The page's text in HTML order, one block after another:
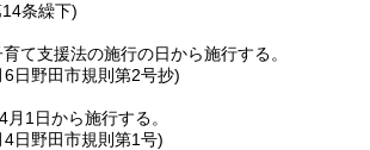
条繰下)
て支援法の施行の日から施行する。
日野田市規則第2号抄)
1日から施行する。
日野田市規則第1号)